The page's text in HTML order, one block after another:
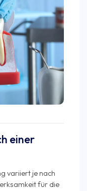
einer
variiert je nach
für die